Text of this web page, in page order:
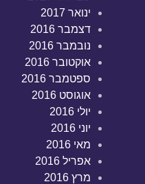
ינואר 2017
דצמבר 2016
נובמבר 2016
אוקטובר 2016
ספטמבר 2016
אוגוסט 2016
יולי 2016
יוני 2016
מאי 2016
אפריל 2016
מרץ 2016